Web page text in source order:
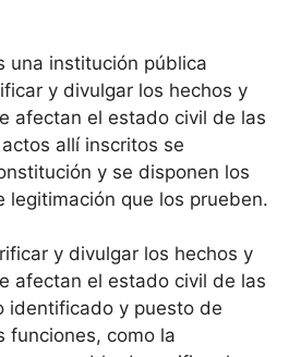
una institución pública
y divulgar los hechos y
afectan el estado civil de las
allí inscritos se
y se disponen los
legitimación que los prueben.
y divulgar los hechos y
afectan el estado civil de las
identificado y puesto de
funciones, como la